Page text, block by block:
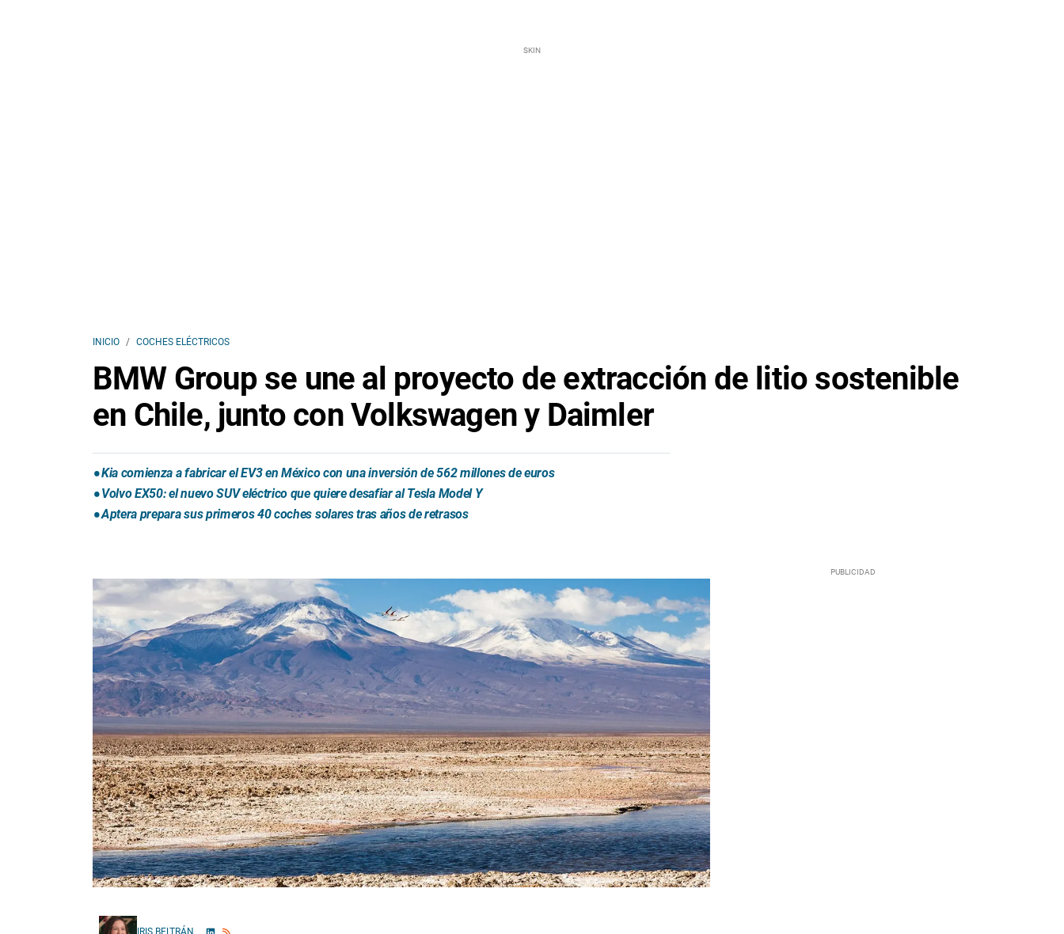
INICIO COCHES ELÉCTRICOS
BMW Group se une al proyecto de extracción de litio sostenible
en Chile, junto con Volkswagen y Daimler
Kia comienza a fabricar el EV3 en México con una inversión de 562 millones de euros
Volvo EX50: el nuevo SUV eléctrico que quiere desafiar al Tesla Model Y
Aptera prepara sus primeros 40 coches solares tras años de retrasos
IRIS BELTRÁN